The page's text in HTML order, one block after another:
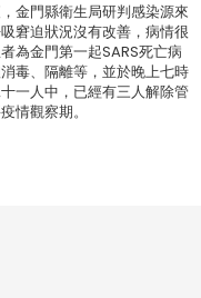
金門縣衛生局研判感染源來
窘迫狀況沒有改善，病情很
為金門第一起SARS死亡病
毒、隔離等，並於晚上七時
一人中，已經有三人解除管
情觀察期。